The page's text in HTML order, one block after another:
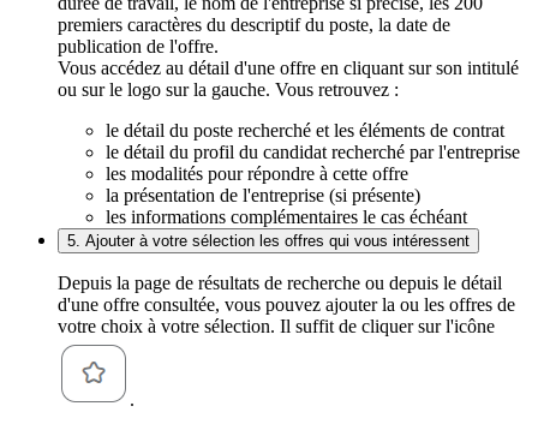
premiers caractères du descriptif du poste, la date de
publication de l'offre.
Vous accédez au détail d'une offre en cliquant sur son intitulé
ou sur le logo sur la gauche. Vous retrouvez :
le détail du poste recherché et les éléments de contrat
le détail du profil du candidat recherché par l'entreprise
les modalités pour répondre à cette offre
la présentation de l'entreprise (si présente)
les informations complémentaires le cas échéant
5. Ajouter à votre sélection les offres qui vous intéressent
Depuis la page de résultats de recherche ou depuis le détail
d'une offre consultée, vous pouvez ajouter la ou les offres de
votre choix à votre sélection. Il suffit de cliquer sur l'icône
.